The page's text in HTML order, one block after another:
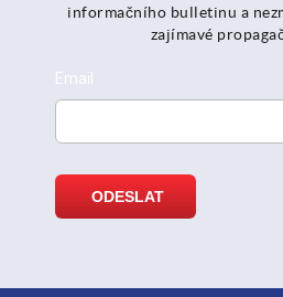
informačního bulletinu a
zajímavé